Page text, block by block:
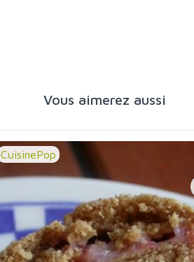
Vous aimerez aussi
CuisinePop